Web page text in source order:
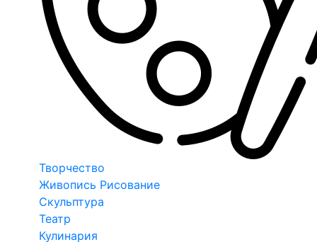
Творчество
Живопись Рисование
Скульптура
Театр
Кулинария